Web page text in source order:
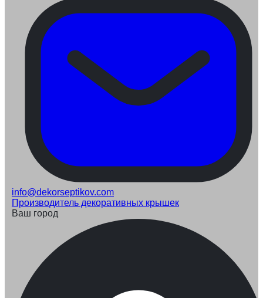
info@dekorseptikov.com
Производитель декоративных крышек
Ваш город